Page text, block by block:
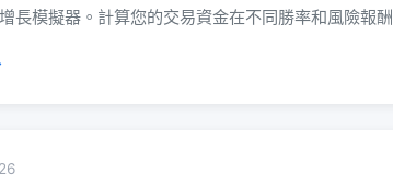
長模擬器。計算您的交易資金在不同勝率和風險報